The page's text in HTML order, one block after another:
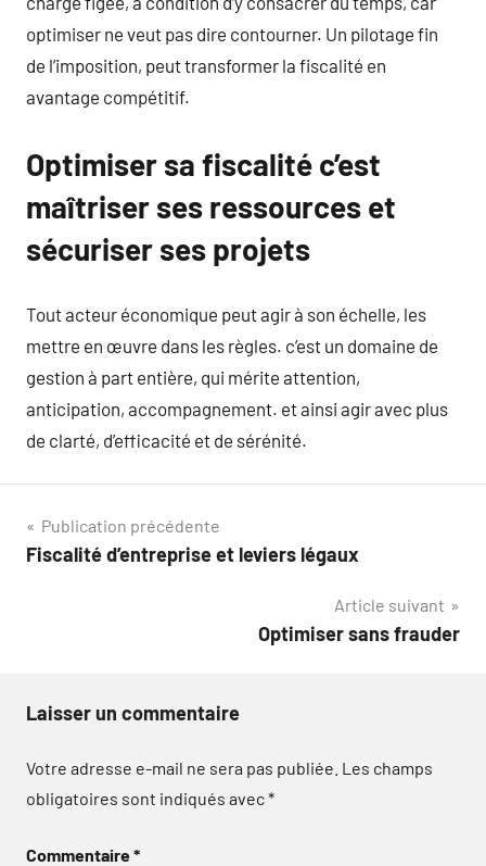
optimiser ne veut pas dire contourner. Un pilotage fin
de l’imposition, peut transformer la fiscalité en
avantage compétitif.
Optimiser sa fiscalité c’est
maîtriser ses ressources et
sécuriser ses projets
Tout acteur économique peut agir à son échelle, les
mettre en œuvre dans les règles. c’est un domaine de
gestion à part entière, qui mérite attention,
anticipation, accompagnement. et ainsi agir avec plus
de clarté, d’efficacité et de sérénité.
Navigation
de
Publication précédente
Fiscalité d’entreprise et leviers légaux
Article suivant
Optimiser sans frauder
Laisser un commentaire
Votre adresse e-mail ne sera pas publiée. Les champs
obligatoires sont indiqués avec*
Commentaire*